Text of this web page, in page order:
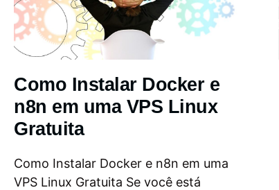
Como Instalar Docker e
n8n em uma VPS Linux
Gratuita
Como Instalar Docker e n8n em uma
VPS Linux Gratuita Se você está